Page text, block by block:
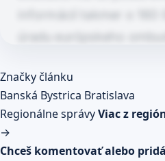
Článok pokračuje po kliknutí
Prečítaj celý článok
Značky článku
Banská Bystrica Bratislava
Regionálne správyViac z
→
Chceš komentovať alebo